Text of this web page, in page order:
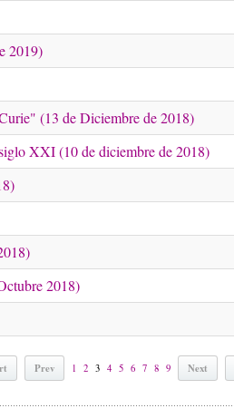
2019)
(13 de Diciembre de 2018)
XXI (10 de diciembre de 2018)
2018)
Prev 1 2 3 4 5 6 7 8 9 Next